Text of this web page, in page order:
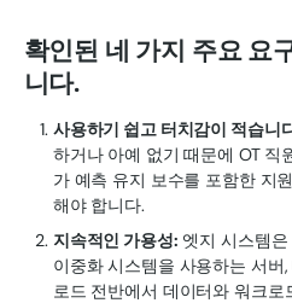
확인된 네 가지 주요 요
니다.
사용하기 쉽고 터치감이 적습니
하거나 아예 없기 때문에 OT 직
가 예측 유지 보수를 포함한 지
해야 합니다.
지속적인 가용성: 엣지 시스템
이중화 시스템을 사용하는 서버
로드 전반에서 데이터와 워크